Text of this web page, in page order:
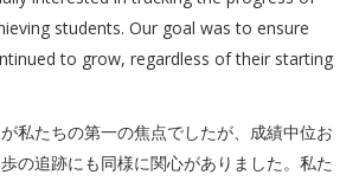
students. Our goal was to ensure
to grow, regardless of their starting
私たちの第一の焦点でしたが、成績中位お
の追跡にも同様に関心がありました。私た